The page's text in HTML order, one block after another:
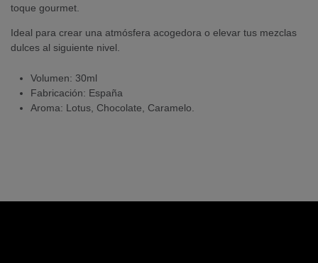
toque gourmet.
Ideal para crear una atmósfera acogedora o elevar tus mezclas
dulces al siguiente nivel.
Volumen: 30ml
Fabricación: España
Aroma: Lotus, Chocolate, Caramelo.